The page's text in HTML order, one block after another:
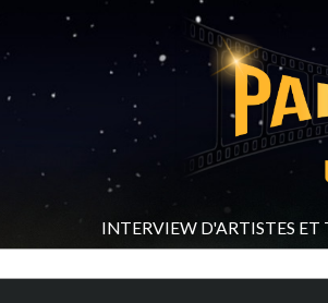
INTERVIEW D'ARTISTES ET